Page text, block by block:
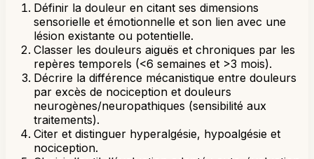
Définir la douleur en citant ses dimensions
sensorielle et émotionnelle et son lien avec une
lésion existante ou potentielle.
Classer les douleurs aiguës et chroniques par les
repères temporels (<6 semaines et >3 mois).
Décrire la différence mécanistique entre douleurs
par excès de nociception et douleurs
neurogènes/neuropathiques (sensibilité aux
traitements).
Citer et distinguer hyperalgésie, hypoalgésie et
nociception.